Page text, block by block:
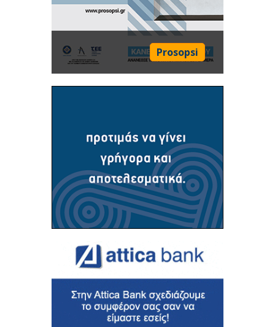
Prosopsi